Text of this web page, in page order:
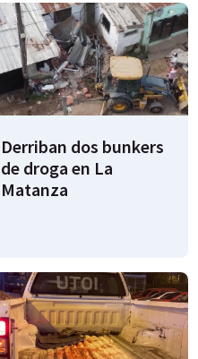
Derriban dos bunkers
de droga en La
Matanza